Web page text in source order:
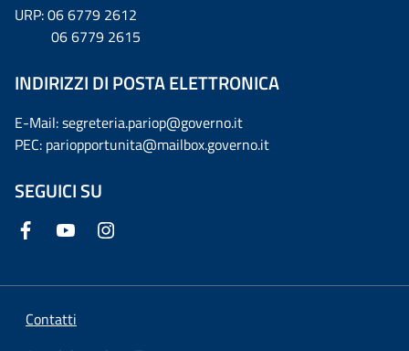
URP: 06 6779 2612
06 6779 2615
INDIRIZZI DI POSTA ELETTRONICA
E-Mail: segreteria.pariop@governo.it
PEC: pariopportunita@mailbox.governo.it
SEGUICI SU
Contatti